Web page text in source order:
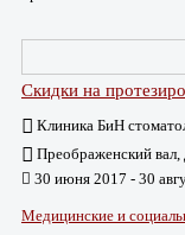
Скидки на
Клиника БиН
Преображенский
30 июня 2017 - 30
Медицинские и